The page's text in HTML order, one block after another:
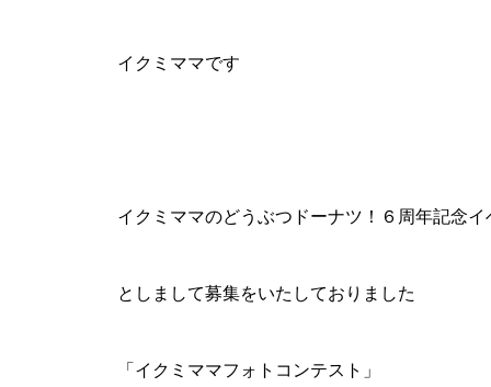
イクミママです
イクミママのどうぶつドーナツ！６周年記念イ
としまして募集をいたしておりました
「イクミママフォトコンテスト」